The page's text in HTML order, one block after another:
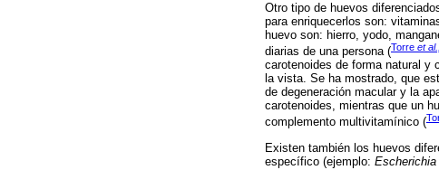
Otro tipo de huevos
para enriquecerlos son:
huevo son: hierro, yodo,
diarias de una persona (Torre et al.,
carotenoides de forma natural y
la vista. Se ha mostrado, que
de degeneración macular y la
carotenoides, mientras que un
complemento multivitamínico (
Existen también los huevos
específico (ejemplo: